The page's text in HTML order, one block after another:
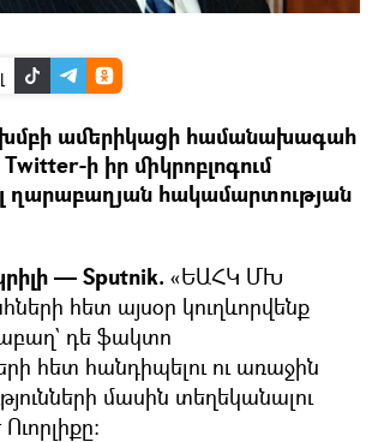
ամերիկացի համանախագահ
Twitter-ի իր միկրոբլոգում
ղարաբաղյան հակամարտության
— Sputnik. «ԵԱՀԿ ՄԽ
հետ այսօր կուղևորվենք
դե ֆակտո
հետ հանդիպելու ու առաջին
մասին տեղեկանալու